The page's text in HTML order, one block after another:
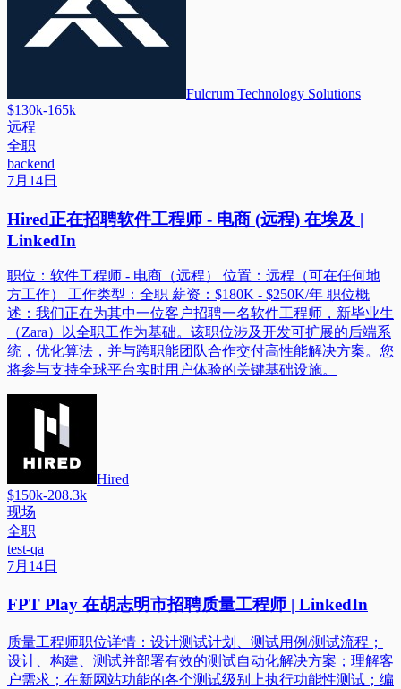
Fulcrum Technology Solutions
$130k-165k
远程
全职
backend
7月14日
Hired正在招聘软件工程师 - 电商 (远程) 在埃及 |
LinkedIn
职位：软件工程师 - 电商（远程） 位置：远程（可在任何地
方工作） 工作类型：全职 薪资：$180K - $250K/年 职位概
述：我们正在为其中一位客户招聘一名软件工程师，新毕业生
（Zara）以全职工作为基础。该职位涉及开发可扩展的后端系
统，优化算法，并与跨职能团队合作交付高性能解决方案。您
将参与支持全球平台实时用户体验的关键基础设施。
Hired
$150k-208.3k
现场
全职
test-qa
7月14日
FPT Play 在胡志明市招聘质量工程师 | LinkedIn
质量工程师职位详情：设计测试计划、测试用例/测试流程；
设计、构建、测试并部署有效的测试自动化解决方案；理解客
户需求；在新网站功能的各个测试级别上执行功能性测试；编